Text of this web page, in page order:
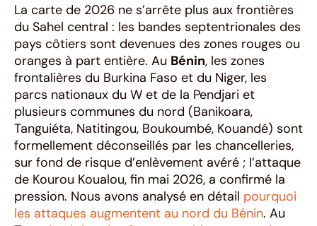
La carte de 2026 ne s’arrête plus aux frontières
du Sahel central : les bandes septentrionales des
pays côtiers sont devenues des zones rouges ou
oranges à part entière. Au Bénin, les zones
frontalières du Burkina Faso et du Niger, les
parcs nationaux du W et de la Pendjari et
plusieurs communes du nord (Banikoara,
Tanguiéta, Natitingou, Boukoumbé, Kouandé) sont
formellement déconseillés par les chancelleries,
sur fond de risque d’enlèvement avéré ; l’attaque
de Kourou Koualou, fin mai 2026, a confirmé la
pression. Nous avons analysé en détail pourquoi
les attaques augmentent au nord du Bénin. Au